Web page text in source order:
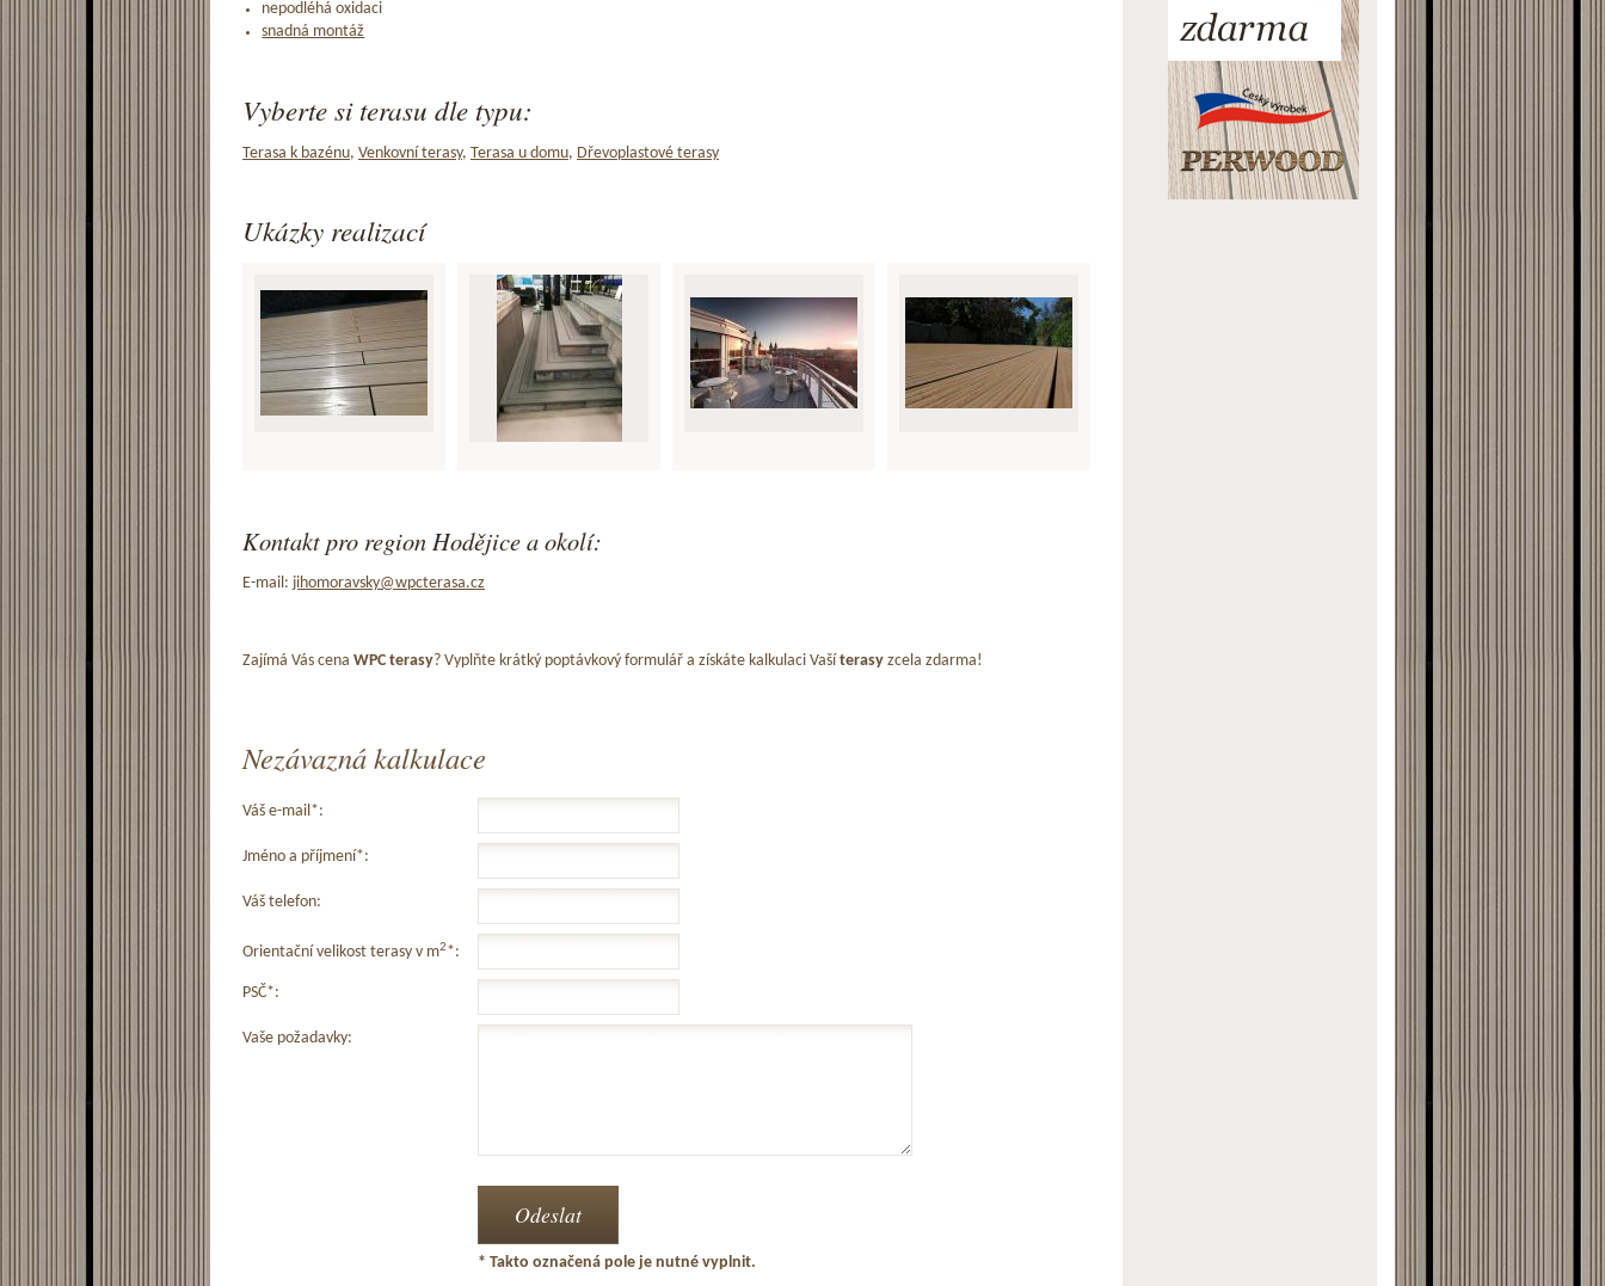
nepodléhá oxidaci
snadná montáž
Vyberte si terasu dle typu:
Terasa k bazénu, Venkovní terasy, Terasa u domu, Dřevoplastové terasy
Ukázky realizací
Kontakt pro region Hodějice a okolí:
E-mail: jihomoravsky@wpcterasa.cz
Zajímá Vás cena WPC terasy? Vyplňte krátký poptávkový formulář a získáte kalkulaci Vaší terasy zcela zdarma!
Nezávazná kalkulace
Váš e-mail*:
Jméno a příjmení*:
Váš telefon:
Orientační velikost terasy v m2*:
PSČ*:
Vaše požadavky:
* Takto označená pole je nutné vyplnit.